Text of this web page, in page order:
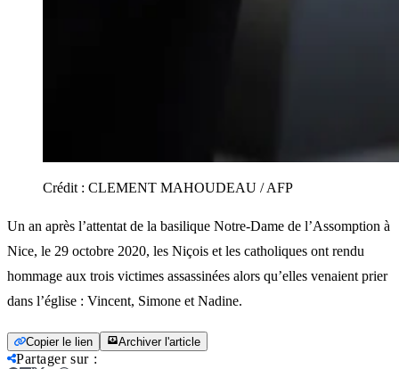
Crédit : CLEMENT MAHOUDEAU / AFP
Un an après l’attentat de la basilique Notre-Dame de l’Assomption à
Nice, le 29 octobre 2020, les Niçois et les catholiques ont rendu
hommage aux trois victimes assassinées alors qu’elles venaient prier
dans l’église : Vincent, Simone et Nadine.
Copier le lien Archiver l'article
Partager sur: